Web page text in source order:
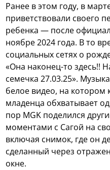
Ранее в этом году, в
приветствовали своего
ребенка — после
ноябре 2024 года. В то
социальных сетях о
«Она наконец-то здесь!!
семечка 27.03.25».
белое видео, на котором
младенца обхватывает
пор MGK поделился
моментами с Сагой на
включая снимок, где он
сделанный через
окне.